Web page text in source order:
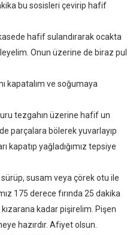
bu sosisleri çevirip hafif
kasede hafif sulandırarak ocakta
Onun üzerine de biraz pul
kapatalım ve soğumaya
tezgahın üzerine hafif un
parçalara bölerek yuvarlayıp
kapatıp yağladığımız tepsiye
sürüp, susam veya çörek otu ile
175 derece fırında 25 dakika
kadar pişirelim. Pişen
hazırdır. Afiyet olsun.